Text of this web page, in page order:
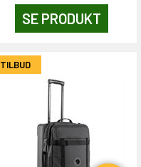
SE PRODUKT
TILBUD